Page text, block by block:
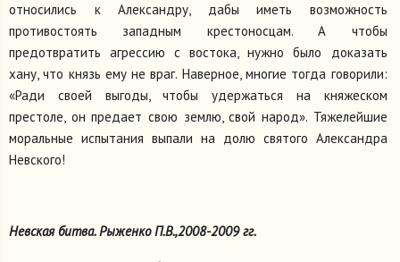
относились к Александру, дабы иметь возможность
противостоять западным крестоносцам. А чтобы
предотвратить агрессию с востока, нужно было доказать
хану, что князь ему не враг. Наверное, многие тогда говорили:
«Ради своей выгоды, чтобы удержаться на княжеском
престоле, он предает свою землю, свой народ». Тяжелейшие
моральные испытания выпали на долю святого Александра
Невского!
Невская битва. Рыженко П.В.,2008-2009 гг.